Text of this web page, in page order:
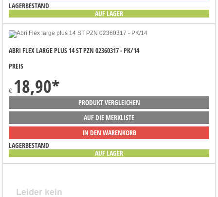
LAGERBESTAND
AUF LAGER
ABRI FLEX LARGE PLUS 14 ST PZN 02360317 - PK/14
PREIS
€ 18,90*
PRODUKT VERGLEICHEN
AUF DIE MERKLISTE
IN DEN WARENKORB
LAGERBESTAND
AUF LAGER